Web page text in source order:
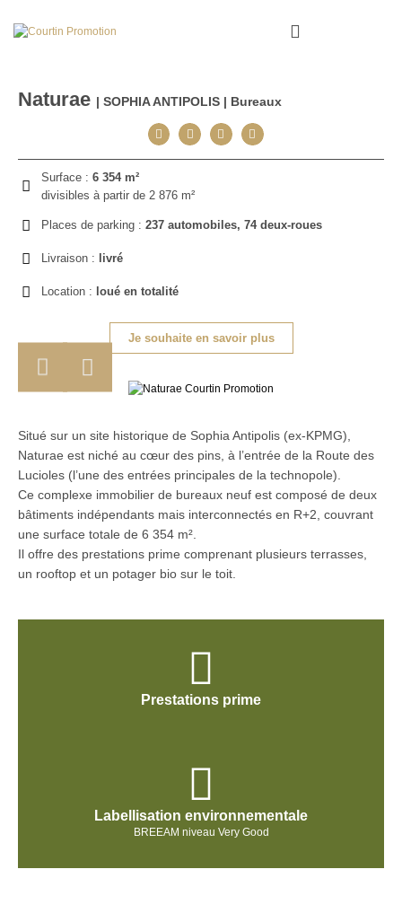
Naturae | SOPHIA ANTIPOLIS | Bureaux
Surface :6 354 m²
divisibles à partir de 2 876 m²
Places de parking :237 automobiles, 74 deux-roues
Livraison : livré
Location : loué en totalité
Je souhaite en savoir plus
Situé sur un site historique de Sophia Antipolis (ex-KPMG),
Naturae est niché au cœur des pins, à l’entrée de la Route des
Lucioles (l’une des entrées principales de la technopole).
Ce complexe immobilier de bureaux neuf est composé de deux
bâtiments indépendants mais interconnectés en R+2, couvrant
une surface totale de 6 354 m².
Il offre des prestations prime comprenant plusieurs terrasses,
un rooftop et un potager bio sur le toit.
Prestations prime
Labellisation environnementale
BREEAM niveau Very Good